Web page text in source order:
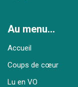
Au menu…
Accueil
Coups de cœur
Lu en VO